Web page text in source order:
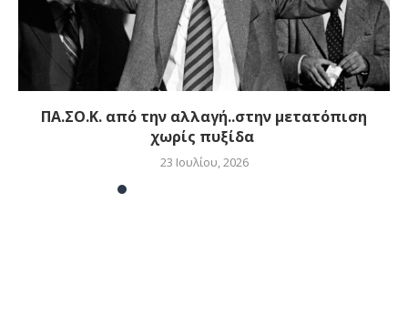
ΠΑ.ΣΟ.Κ. από την αλλαγή..στην μετατόπιση
χωρίς πυξίδα
23 Ιουλίου, 2026